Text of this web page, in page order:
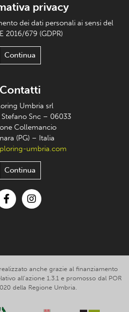
privacy
dei dati personali ai sensi del
2016/679 (GDPR)
Continua
Contatti
Umbria srl
Stefano Snc – 06033
Collemancio
(PG) – Italia
umbria.com
Continua
anche grazie al finanziamento
all’azione 1.3.1 e promosso dal POR
della Regione Umbria.